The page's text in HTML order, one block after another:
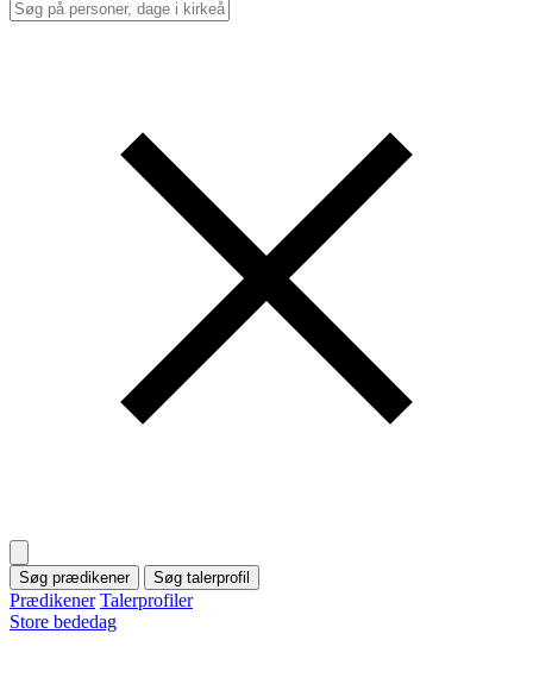
Søg prædikener Søg talerprofil
Prædikener Talerprofiler
Store bededag